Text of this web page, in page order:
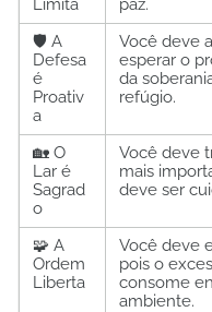
Limita
paz.
🛡️ A
Defesa
é
Proativ
a
Você deve
esperar o
da
refúgio.
🏡 O
Lar é
Sagrad
o
Você deve
mais
deve ser
🧩 A
Ordem
Liberta
Você deve
pois o
consome
ambiente.